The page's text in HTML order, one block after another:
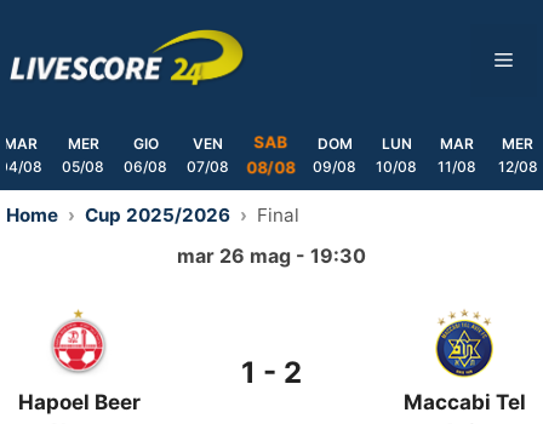
content
MAR
04/08
MER
05/08
GIO
06/08
VEN
07/08
SAB
08/08
DOM
09/08
LUN
10/08
MAR
11/08
MER
12/08
Home Cup 2025/2026 Final
mar 26 mag - 19:30
Hapoel Beer
1 - 2
Maccabi Tel